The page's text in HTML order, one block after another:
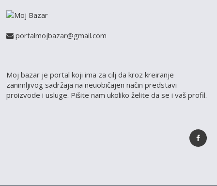
portalmojbazar@gmail.com
Moj bazar je portal koji ima za cilj da kroz kreiranje
zanimljivog sadržaja na neuobičajen način predstavi
proizvode i usluge. Pišite nam ukoliko želite da se i vaš profil.